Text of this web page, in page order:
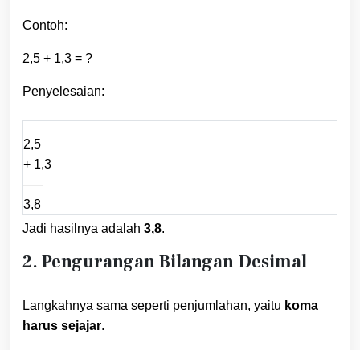
Contoh:
2,5 + 1,3 = ?
Penyelesaian:
2,5
+ 1,3
—–
3,8
Jadi hasilnya adalah 3,8.
2. Pengurangan Bilangan Desimal
Langkahnya sama seperti penjumlahan, yaitu koma
harus sejajar.